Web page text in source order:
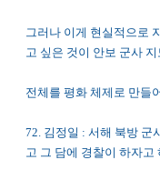
그러나 이게 현실적으로
고 싶은 것이 안보 군사
전체를 평화 체제로 만들
72. 김정일 : 서해 북방 군
고 그 담에 경찰이 하자고